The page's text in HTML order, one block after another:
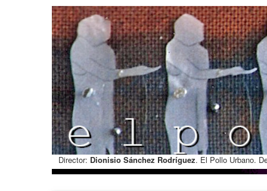
Director: Dionisio Sánchez Rodríguez. El Pollo Urbano.